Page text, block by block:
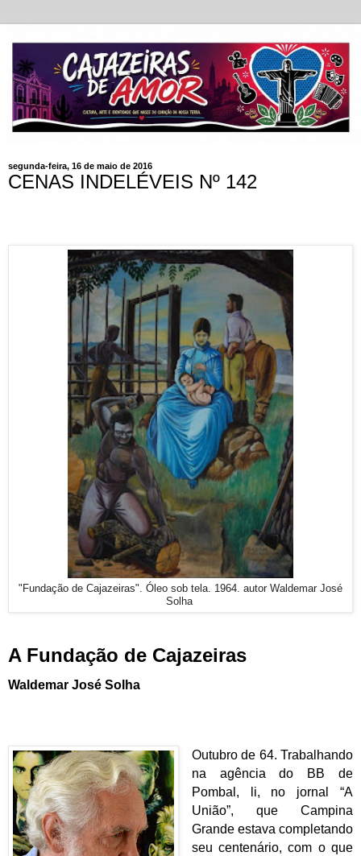
segunda-feira, 16 de maio de 2016
CENAS INDELÉVEIS Nº 142
"Fundação de Cajazeiras". Óleo sob tela. 1964. autor Waldemar José
Solha
A Fundação de Cajazeiras
Waldemar José Solha
Outubro de 64. Trabalhando
na agência do BB de
Pombal, li, no jornal “A
União”, que Campina
Grande estava completando
seu centenário, com o que